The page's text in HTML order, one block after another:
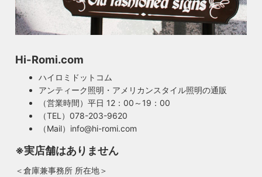
Hi-Romi.com
ハイロミドットコム
アンティーク照明・アメリカンスタイル照明の通販
（営業時間）平日 12：00～19：00
（TEL）078-203-9620
（Mail）info@hi-romi.com
※実店舗はありません
＜倉庫兼事務所 所在地＞